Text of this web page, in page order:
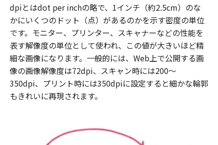
dpiとはdot per inchの略で、1インチ（約2.5cm）のな
かにいくつのドット（点）があるのかを示す密度の単位
です。モニター、プリンター、スキャナーなどの性能を
表す解像度の単位として使われ、この値が大きいほど精
細な画像になります。一般的には、Web上で公開する画
像の画像解像度は72dpi、スキャン時には200～
350dpi、プリント時には350dpiに設定すると細かな輪郭
もきれいに再現されます。